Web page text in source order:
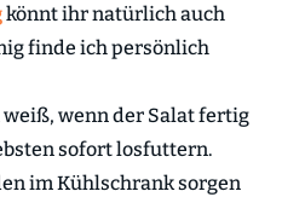
könnt ihr natürlich auch
finde ich persönlich
weiß, wenn der Salat fertig
sofort losfuttern.
im Kühlschrank sorgen